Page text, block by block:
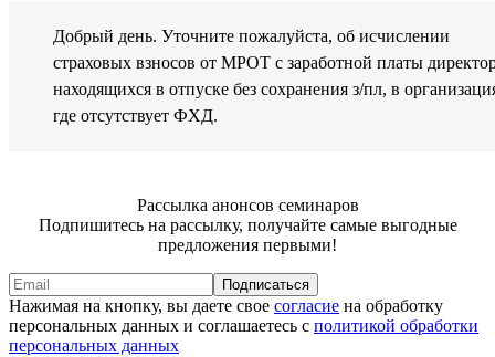
Добрый день. Уточните пожалуйста, об исчислении
страховых взносов от МРОТ с заработной платы
находящихся в отпуске без сохранения з/пл, в
где отсутствует ФХД.
Рассылка анонсов семинаров
Подпишитесь на рассылку, получайте самые выгодные
предложения первыми!
Подписаться
Нажимая на кнопку, вы даете свое согласие на обработку
персональных данных и соглашаетесь с политикой обработки
персональных данных